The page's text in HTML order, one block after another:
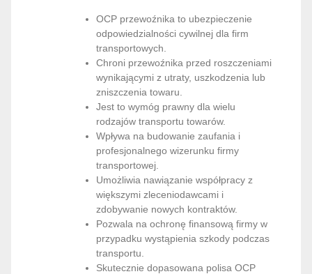
OCP przewoźnika to ubezpieczenie
odpowiedzialności cywilnej dla firm
transportowych.
Chroni przewoźnika przed roszczeniami
wynikającymi z utraty, uszkodzenia lub
zniszczenia towaru.
Jest to wymóg prawny dla wielu
rodzajów transportu towarów.
Wpływa na budowanie zaufania i
profesjonalnego wizerunku firmy
transportowej.
Umożliwia nawiązanie współpracy z
większymi zleceniodawcami i
zdobywanie nowych kontraktów.
Pozwala na ochronę finansową firmy w
przypadku wystąpienia szkody podczas
transportu.
Skutecznie dopasowana polisa OCP